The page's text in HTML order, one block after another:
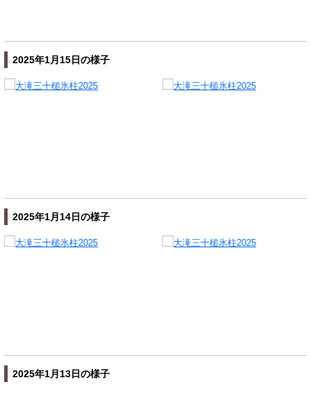
2025年1月15日の様子
2025年1月14日の様子
2025年1月13日の様子